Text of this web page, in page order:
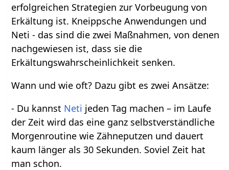
erfolgreichen Strategien zur Vorbeugung von
Erkältung ist. Kneippsche Anwendungen und
Neti - das sind die zwei Maßnahmen, von denen
nachgewiesen ist, dass sie die
Erkältungswahrscheinlichkeit senken.
Wann und wie oft? Dazu gibt es zwei Ansätze:
- Du kannst Neti jeden Tag machen – im Laufe
der Zeit wird das eine ganz selbstverständliche
Morgenroutine wie Zähneputzen und dauert
kaum länger als 30 Sekunden. Soviel Zeit hat
man schon.